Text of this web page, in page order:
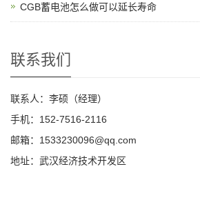
CGB蓄电池怎么做可以延长寿命
联系我们
联系人：李硕（经理）
手机：152-7516-2116
邮箱：1533230096@qq.com
地址：武汉经济技术开发区